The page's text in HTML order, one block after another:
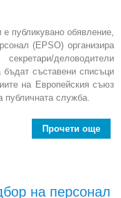
публикувано обявление,
(EPSO) организира
деловодители
съставени списъци
на Европейския съюз
публичната служба.
Прочети още
на персонал